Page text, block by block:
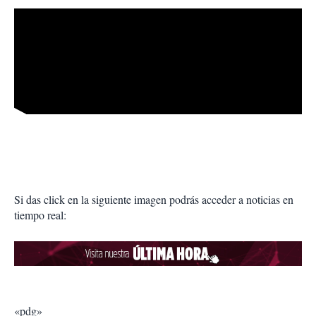
Si das click en la siguiente imagen podrás acceder a noticias en
tiempo real:
«pdg»